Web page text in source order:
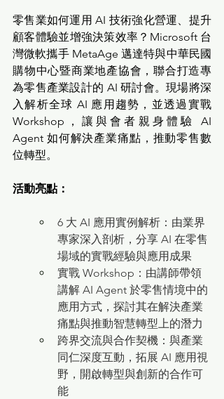
零售業如何運用 AI 技術強化營運、提升
顧客體驗並增強決策效率？Microsoft 台
灣微軟攜手 MetaAge 邁達特與中華民國
購物中心暨商業地產協會，聯合打造專
為零售產業設計的 AI 研討會。現場將深
入解析全球 AI 應用趨勢，並透過實戰
Workshop，讓與會者親身體驗 AI
Agent 如何解決產業痛點，推動零售數
位轉型。
活動亮點：
6 大 AI 應用實例解析：由業界
專家深入剖析，分享 AI 在零售
場域的實戰經驗與應用成果
實戰 Workshop：由講師帶領
講解 AI Agent 於零售情境中的
應用方式，探討其在解決產業
痛點與推動智慧轉型上的潛力
跨界交流與合作契機：與產業
同仁深度互動，拓展 AI 應用視
野，開啟轉型與創新的合作可
能